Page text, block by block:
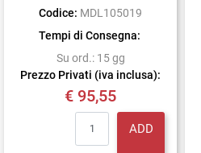
Codice: MDL105019
Tempi di Consegna:
Su ord.: 15 gg
Prezzo Privati (iva inclusa):
€ 95,55
ADD